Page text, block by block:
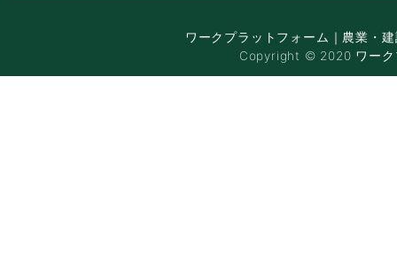
ワークプラットフォーム｜農業・
Copyright © 2020 ワーク